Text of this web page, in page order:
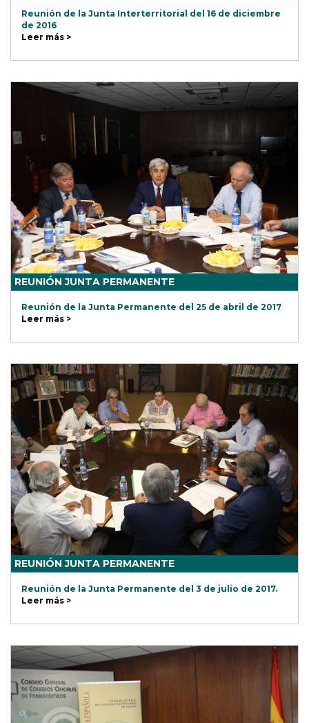
Reunión de la Junta Interterritorial del 16 de diciembre
de 2016
Leer más >
REUNIÓN JUNTA PERMANENTE
Reunión de la Junta Permanente del 25 de abril de 2017
Leer más >
REUNIÓN JUNTA PERMANENTE
Reunión de la Junta Permanente del 3 de julio de 2017.
Leer más >